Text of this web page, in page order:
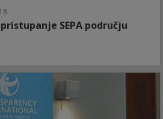
SEPA području